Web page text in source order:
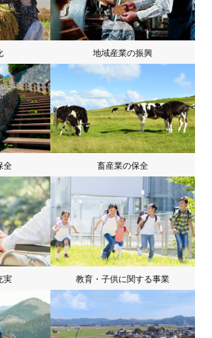
地域産業の振興
全 畜産業の保全
実 教育・子供に関する事業